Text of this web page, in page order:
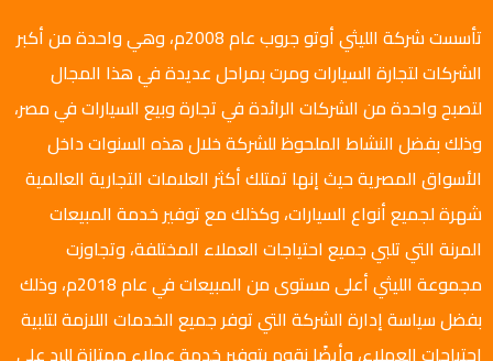
تأسست شركة الليثي أوتو جروب عام 2008م، وهي واحدة من أكبر
الشركات لتجارة السيارات ومرت بمراحل عديدة في هذا المجال
لتصبح واحدة من الشركات الرائدة في تجارة وبيع السيارات في مصر،
وذلك بفضل النشاط الملحوظ للشركة خلال هذه السنوات داخل
الأسواق المصرية حيث إنها تمتلك أكثر العلامات التجارية العالمية
شهرة لجميع أنواع السيارات، وكذلك مع توفير خدمة المبيعات
المرنة التي تلبي جميع احتياجات العملاء المختلفة، وتجاوزت
مجموعة الليثي أعلى مستوى من المبيعات في عام 2018م، وذلك
بفضل سياسة إدارة الشركة التي توفر جميع الخدمات اللازمة لتلبية
احتياجات العملاء، وأيضًا نقوم بتوفير خدمة عملاء ممتازة للرد على